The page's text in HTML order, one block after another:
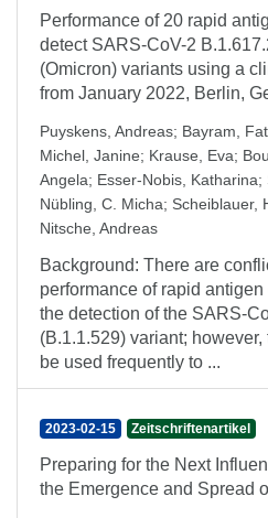
Performance of 20 rapid
detect SARS-CoV-2
(Omicron) variants using a
from January 2022, Berlin,
Puyskens, Andreas; Bayram,
Michel, Janine; Krause, Eva;
Angela; Esser-Nobis, Katharina;
Nübling, C. Micha; Scheiblauer,
Nitsche, Andreas
Background: There are
performance of rapid
the detection of the SARS-
(B.1.1.529) variant;
be used frequently to ...
2023-02-15 Zeitschriftenartikel
Preparing for the Next
the Emergence and Spread